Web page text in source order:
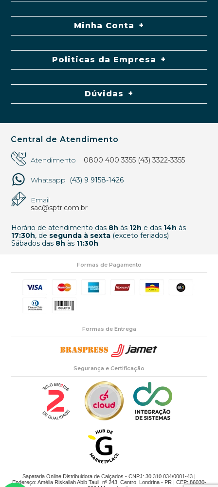
Minha Conta
Politicas da Empresa
Dúvidas
Central de Atendimento
Atendimento 0800 400 3355 (43) 3322-3355
Whatsapp (43) 9 9158-1426
Email
sac@sptr.com.br
Horário de atendimento das 8h às 12h e das 14h às
17:30h, de segunda à sexta(exceto feriados)
Sábados das 8h às 11:30h.
Formas de Pagamento
Formas de Entrega
Segurança e Certificação
Sapataria Online Distribuidora de Calçados - CNPJ: 30.310.034/0001-43 |
Endereço: Amélia Riskallah Abib Tauil, nº 243, Centro, Londrina - PR | CEP: 86030-